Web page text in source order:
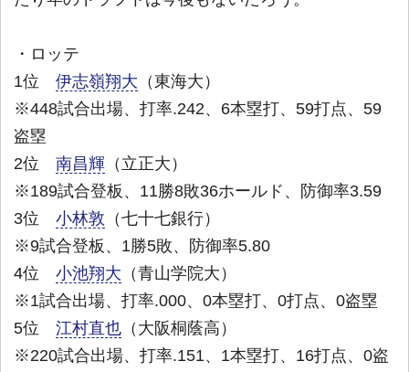
・ロッテ
1位 伊志嶺翔大 （東海大）
※448試合出場、打率.242、6本塁打、59打点、59
盗塁
2位 南昌輝 （立正大）
※189試合登板、11勝8敗36ホールド、防御率3.59
3位 小林敦 （七十七銀行）
※9試合登板、1勝5敗、防御率5.80
4位 小池翔大 （青山学院大）
※1試合出場、打率.000、0本塁打、0打点、0盗塁
5位 江村直也 （大阪桐蔭高）
※220試合出場、打率.151、1本塁打、16打点、0盗